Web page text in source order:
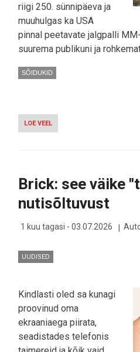
riigi 250. sünnipäeva ja
muuhulgas ka USA
pinnal peetavate jalgpalli
suurema publikuni ja
SÕIDUKID
LOE VEEL
AMEERIKA
LÕIGATA
Brick: see väike
nutisõltuvust
1 kuu tagasi - 03.07.2026
UUDISED
Kindlasti oled sa kunagi
proovinud oma
ekraaniaega piirata,
seadistades telefonis